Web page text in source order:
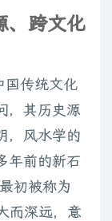
、跨文化
国传统文化
，其历史源
，风水学的
年前的新石
初被称为
而深远，意